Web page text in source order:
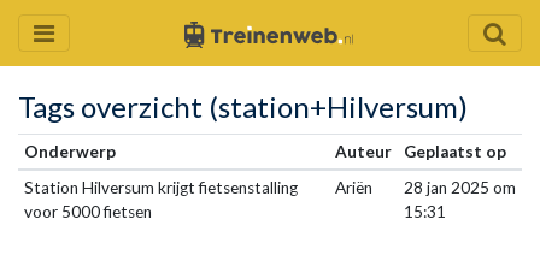
Tags overzicht (station+Hilversum)
Onderwerp Auteur
Geplaatst op
Station Hilversum krijgt fietsenstalling
voor 5000 fietsen
Ariën
28 jan 2025 om
15:31